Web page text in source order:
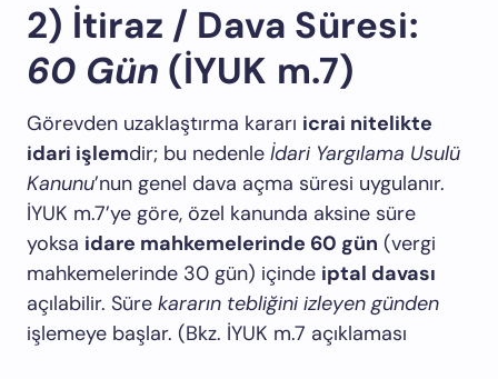
2) İtiraz / Dava Süresi:
60 Gün (İYUK m.7)
Görevden uzaklaştırma kararı icrai nitelikte
idari işlemdir; bu nedenle İdari Yargılama Usulü
Kanunu’nun genel dava açma süresi uygulanır.
İYUK m.7’ye göre, özel kanunda aksine süre
yoksa idare mahkemelerinde 60 gün (vergi
mahkemelerinde 30 gün) içinde iptal davası
açılabilir. Süre kararın tebliğini izleyen günden
işlemeye başlar. (Bkz. İYUK m.7 açıklaması